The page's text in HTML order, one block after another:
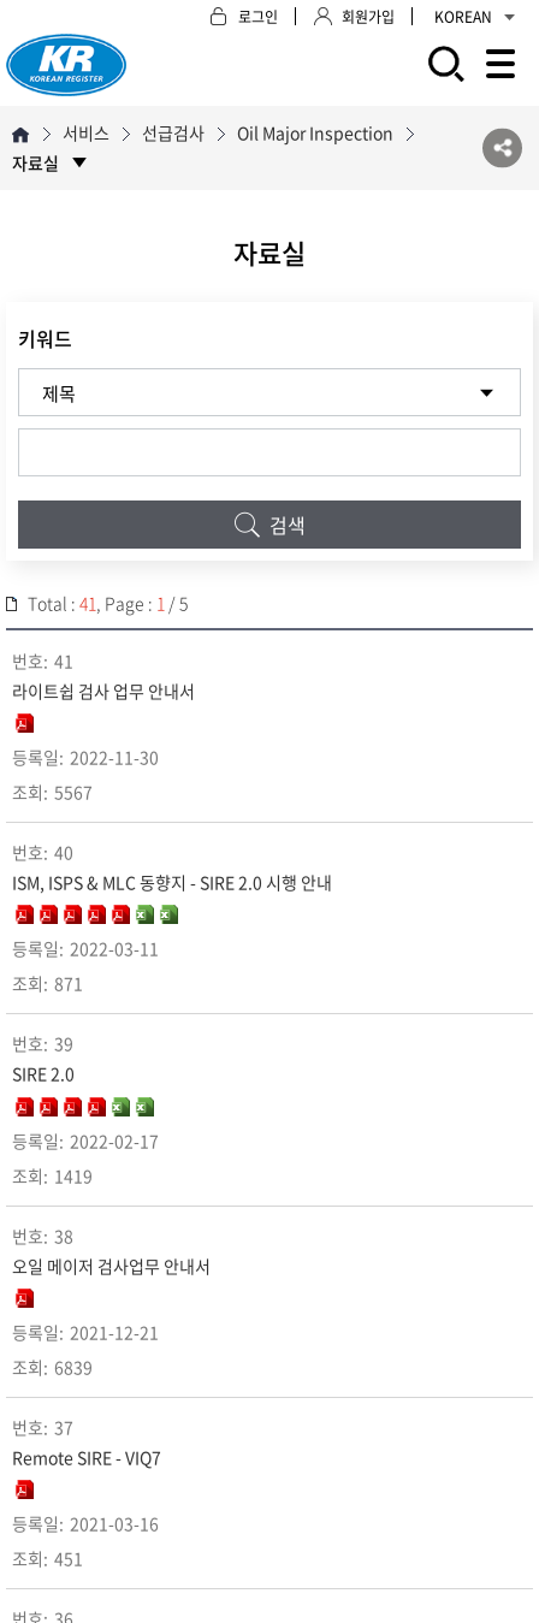
로그인 회원가입 KOREAN
서비스 선급검사
Oil Major Inspection
자료실
자료실
키워드
검색
Total : 41, Page : 1 / 5
41
라이트쉽 검사 업무 안내서
2022-11-30
5567
40
ISM, ISPS & MLC 동향지 - SIRE 2.0 시행 안내
2022-03-11
871
39
SIRE 2.0
2022-02-17
1419
38
오일 메이저 검사업무 안내서
2021-12-21
6839
37
Remote SIRE - VIQ7
2021-03-16
451